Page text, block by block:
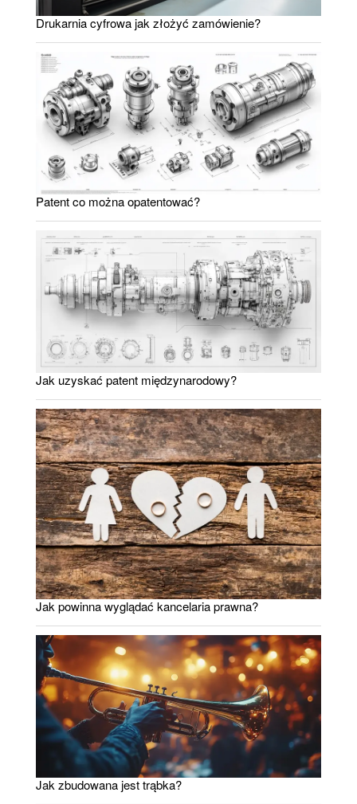
Drukarnia cyfrowa jak złożyć zamówienie?
Patent co można opatentować?
Jak uzyskać patent międzynarodowy?
Jak powinna wyglądać kancelaria prawna?
Jak zbudowana jest trąbka?